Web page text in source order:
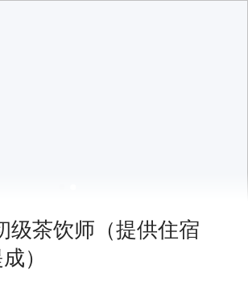
级茶饮师（提供住宿
）